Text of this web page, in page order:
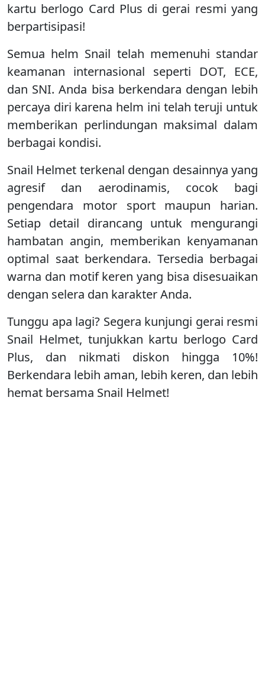
kartu berlogo Card Plus di gerai resmi yang
berpartisipasi!
Semua helm Snail telah memenuhi standar
keamanan internasional seperti DOT, ECE,
dan SNI. Anda bisa berkendara dengan lebih
percaya diri karena helm ini telah teruji untuk
memberikan perlindungan maksimal dalam
berbagai kondisi.
Snail Helmet terkenal dengan desainnya yang
agresif dan aerodinamis, cocok bagi
pengendara motor sport maupun harian.
Setiap detail dirancang untuk mengurangi
hambatan angin, memberikan kenyamanan
optimal saat berkendara. Tersedia berbagai
warna dan motif keren yang bisa disesuaikan
dengan selera dan karakter Anda.
Tunggu apa lagi? Segera kunjungi gerai resmi
Snail Helmet, tunjukkan kartu berlogo Card
Plus, dan nikmati diskon hingga 10%!
Berkendara lebih aman, lebih keren, dan lebih
hemat bersama Snail Helmet!